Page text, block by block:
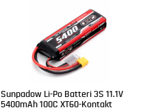
Sunpadow Li-Po Batteri 3S 11.1V
5400mAh 100C XT60-Kontakt